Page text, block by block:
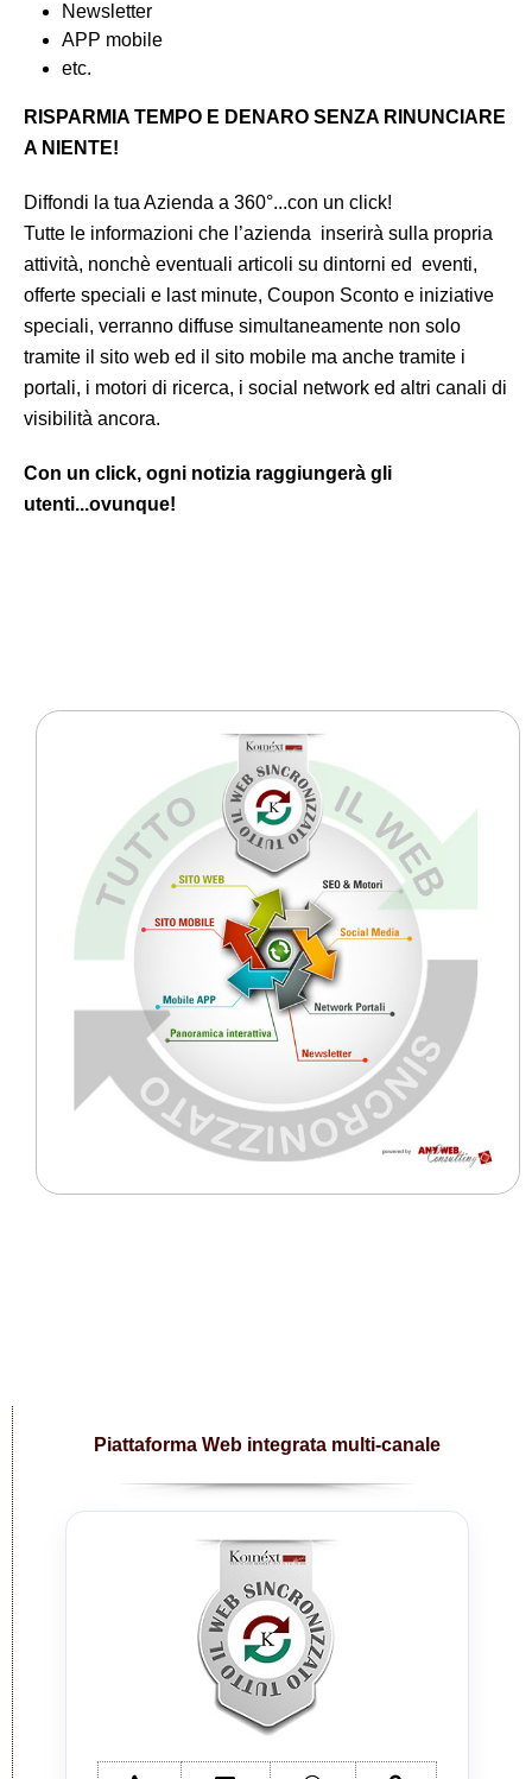
Newsletter
APP mobile
etc.
RISPARMIA TEMPO E DENARO SENZA RINUNCIARE
A NIENTE!
Diffondi la tua Azienda a 360°...con un click!
Tutte le informazioni che l’azienda inserirà sulla propria
attività, nonchè eventuali articoli su dintorni ed eventi,
offerte speciali e last minute, Coupon Sconto e iniziative
speciali, verranno diffuse simultaneamente non solo
tramite il sito web ed il sito mobile ma anche tramite i
portali, i motori di ricerca, i social network ed altri canali di
visibilità ancora.
Con un click, ogni notizia raggiungerà gli
utenti...ovunque!
Piattaforma Web integrata multi-canale